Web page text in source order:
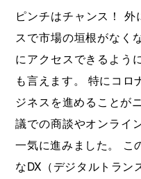
ピンチはチャンス！
スで市場の垣根がなく
にアクセスできるよう
も言えます。 特にコロ
ジネスを進めることが
議での商談やオンライ
一気に進みました。 こ
なDX（デジタルトラン